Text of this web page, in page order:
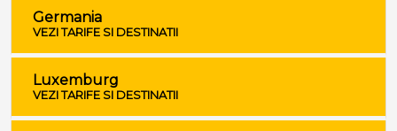
Germania
VEZI TARIFE SI DESTINATII
Luxemburg
VEZI TARIFE SI DESTINATII